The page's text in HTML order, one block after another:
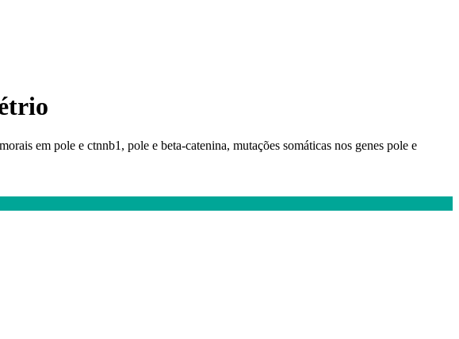
em pole e ctnnb1, pole e beta-catenina, mutações somáticas nos genes pole e